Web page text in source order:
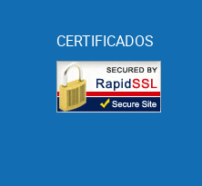
CERTIFICADOS